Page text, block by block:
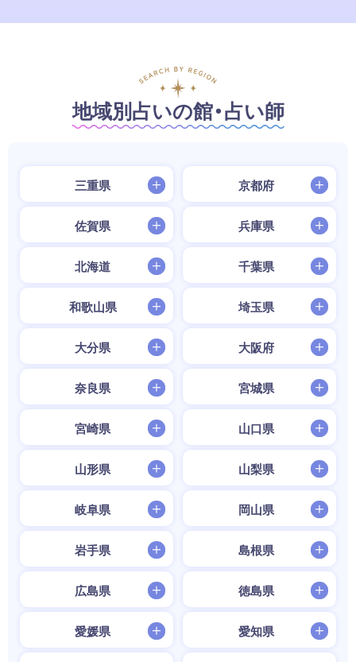
地域別占いの館・占い師
三重県 京都府
佐賀県 兵庫県
北海道 千葉県
和歌山県 埼玉県
大分県 大阪府
奈良県 宮城県
宮崎県 山口県
山形県 山梨県
岐阜県 岡山県
岩手県 島根県
広島県 徳島県
愛媛県 愛知県